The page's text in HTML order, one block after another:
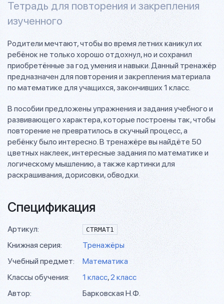
Тетрадь для повторения и закрепления
изученного
Родители мечтают, чтобы во время летних каникул их
ребёнок не только хорошо отдохнул, но и сохранил
приобретённые за год умения и навыки. Данный тренажёр
предназначен для повторения и закрепления материала
по математике для учащихся, закончивших 1 класс.
В пособии предложены упражнения и задания учебного и
развивающего характера, которые построены так, чтобы
повторение не превратилось в скучный процесс, а
ребёнку было интересно. В тренажёре вы найдёте 50
цветных наклеек, интересные задания по математике и
логическому мышлению, а также картинки для
раскрашивания, дорисовки, обводки.
Спецификация
Артикул: CTRMAT1
Книжная серия:
Тренажёры
Учебный предмет:
Математика
Классы обучения:
1 класс,2 класс
Автор:
Барковская Н.Ф.